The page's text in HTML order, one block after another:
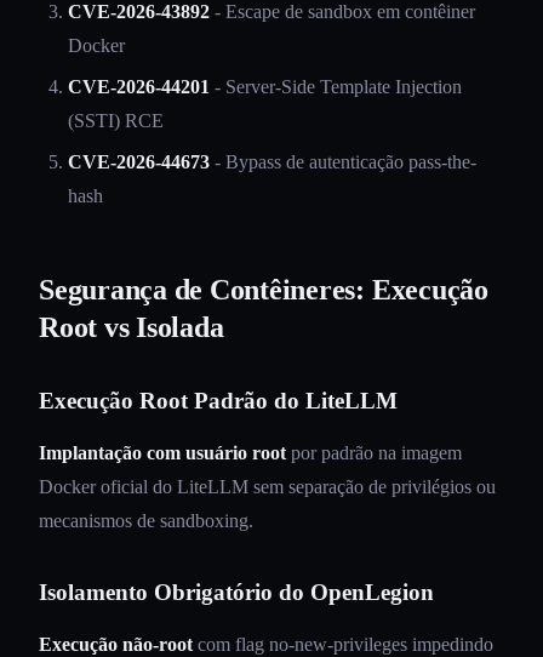
CVE-2026-43892 - Escape de sandbox em contêiner
Docker
CVE-2026-44201 - Server-Side Template Injection
(SSTI) RCE
CVE-2026-44673 - Bypass de autenticação pass-the-
hash
Segurança de Contêineres: Execução
Root vs Isolada
Execução Root Padrão do LiteLLM
Implantação com usuário root por padrão na imagem
Docker oficial do LiteLLM sem separação de privilégios ou
mecanismos de sandboxing.
Isolamento Obrigatório do OpenLegion
Execução não-root com flag no-new-privileges impedindo